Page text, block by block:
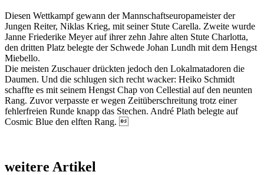
Diesen Wettkampf gewann der Mannschaftseuropameister der
Jungen Reiter, Niklas Krieg, mit seiner Stute Carella. Zweite wurde
Janne Friederike Meyer auf ihrer zehn Jahre alten Stute Charlotta,
den dritten Platz belegte der Schwede Johan Lundh mit dem Hengst
Miebello.
Die meisten Zuschauer drückten jedoch den Lokalmatadoren die
Daumen. Und die schlugen sich recht wacker: Heiko Schmidt
schaffte es mit seinem Hengst Chap von Cellestial auf den neunten
Rang. Zuvor verpasste er wegen Zeitüberschreitung trotz einer
fehlerfreien Runde knapp das Stechen. André Plath belegte auf
Cosmic Blue den elften Rang. 
weitere Artikel